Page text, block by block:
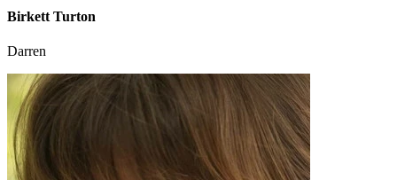
Birkett Turton
Darren